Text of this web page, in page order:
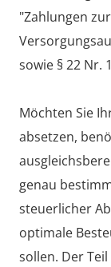
"Zahlungen
sowie § 22 Nr.
Möchten Sie
absetzen,
genau
steuerlicher
optimale
sollen. Der